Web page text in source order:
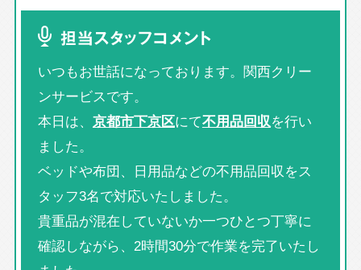
担当スタッフコメント
いつもお世話になっております。関西クリー
ンサービスです。
本日は、 京都市下京区にて不用品回収を行い
ました。
ベッドや布団、日用品などの不用品回収をス
タッフ3名で対応いたしました。
貴重品が混在していないか一つひとつ丁寧に
確認しながら、2時間30分で作業を完了いたし